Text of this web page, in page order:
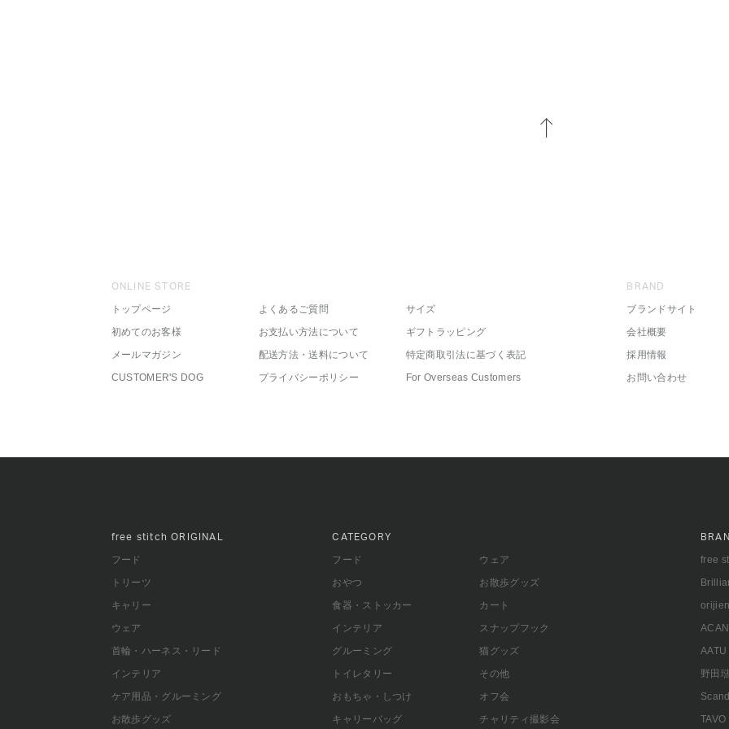
ONLINE STORE
トップページ
初めてのお客様
メールマガジン
CUSTOMER'S DOG
よくあるご質問
お支払い方法について
配送方法・送料について
プライバシーポリシー
サイズ
ギフトラッピング
特定商取引法に基づく表記
For Overseas Customers
BRAND
ブランドサイト
会社概要
採用情報
お問い合わせ
free stitchORIGINAL
フード
トリーツ
キャリー
ウェア
首輪・ハーネス・リード
インテリア
ケア用品・グルーミング
お散歩グッズ
CATEGORY
フード
おやつ
食器・ストッカー
インテリア
グルーミング
トイレタリー
おもちゃ・しつけ
キャリーバッグ
ウェア
お散歩グッズ
カート
スナップフック
猫グッズ
その他
オフ会
チャリティ撮影会
free
orijien
AATU
野田
TAVO